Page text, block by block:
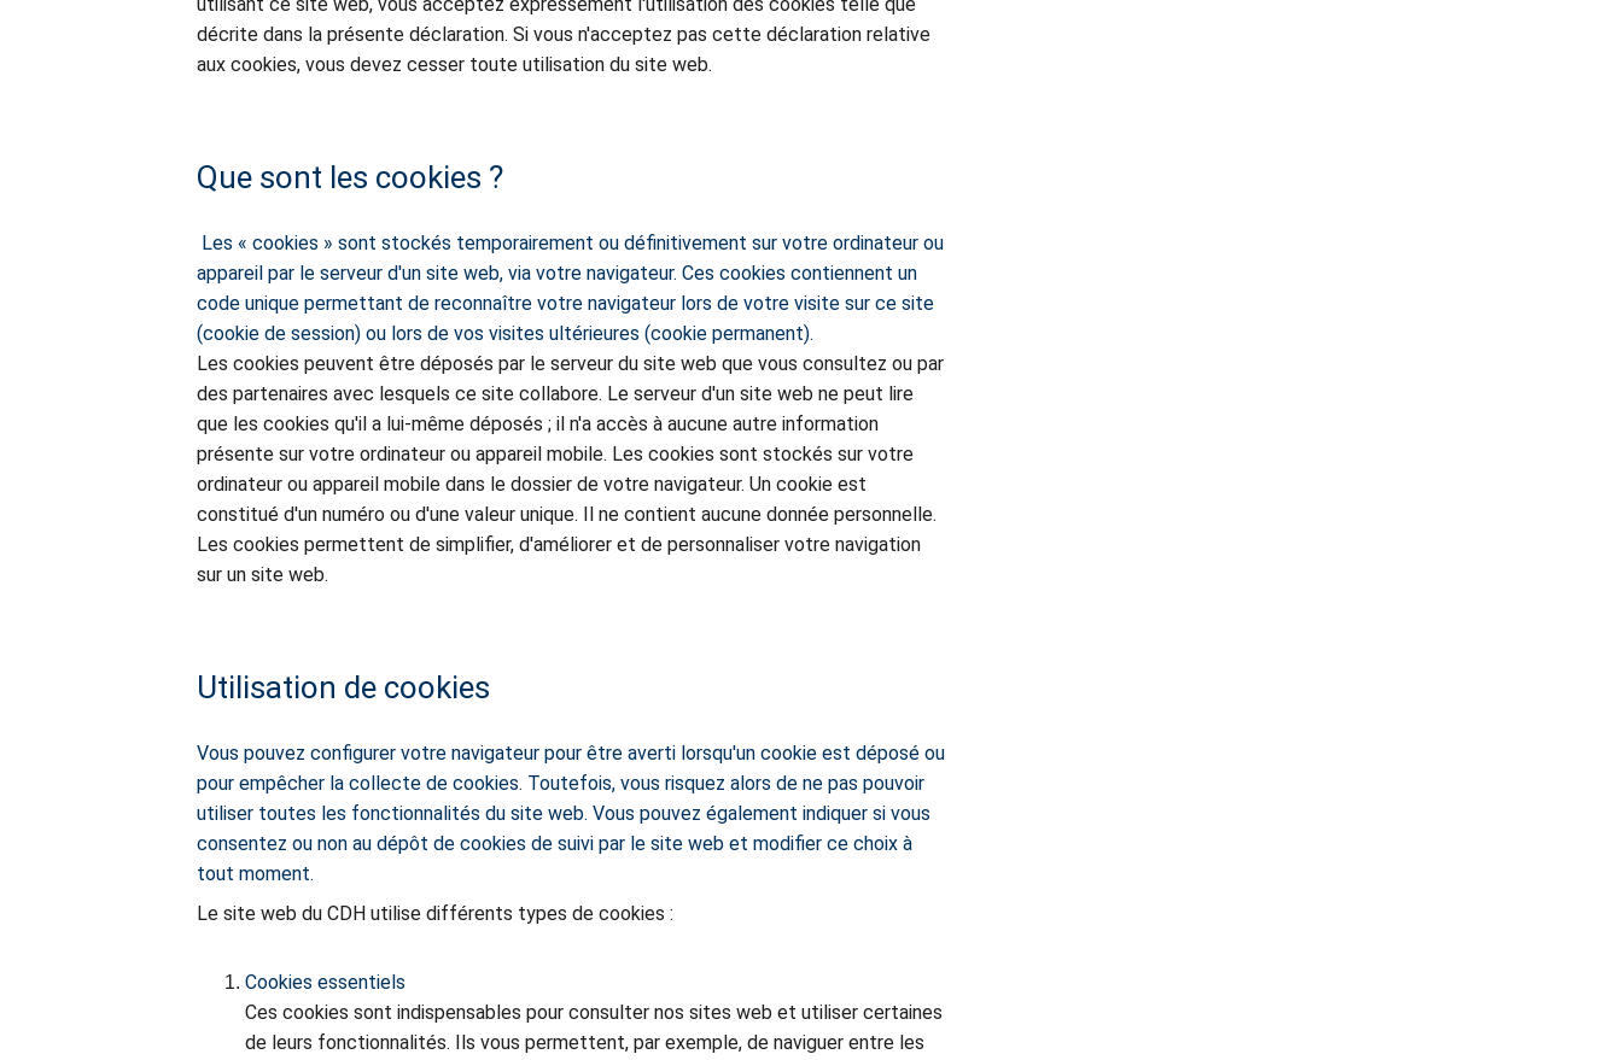
décrite dans la présente déclaration. Si vous n'acceptez pas cette déclaration relative
aux cookies, vous devez cesser toute utilisation du site web.
Que sont les cookies ?
appareil par le serveur d'un site web, via votre navigateur. Ces cookies contiennent un
code unique permettant de reconnaître votre navigateur lors de votre visite sur ce site
(cookie de session) ou lors de vos visites ultérieures (cookie permanent).
Les cookies peuvent être déposés par le serveur du site web que vous consultez ou par
des partenaires avec lesquels ce site collabore. Le serveur d'un site web ne peut lire
que les cookies qu'il a lui-même déposés ; il n'a accès à aucune autre information
présente sur votre ordinateur ou appareil mobile. Les cookies sont stockés sur votre
ordinateur ou appareil mobile dans le dossier de votre navigateur. Un cookie est
constitué d'un numéro ou d'une valeur unique. Il ne contient aucune donnée personnelle.
Les cookies permettent de simplifier, d'améliorer et de personnaliser votre navigation
sur un site web.
Utilisation de cookies
Vous pouvez configurer votre navigateur pour être averti lorsqu'un cookie est déposé ou
pour empêcher la collecte de cookies. Toutefois, vous risquez alors de ne pas pouvoir
utiliser toutes les fonctionnalités du site web. Vous pouvez également indiquer si vous
consentez ou non au dépôt de cookies de suivi par le site web et modifier ce choix à
tout moment.
Le site web du CDH utilise différents types de cookies :
Cookies essentiels
Ces cookies sont indispensables pour consulter nos sites web et utiliser certaines
de leurs fonctionnalités. Ils vous permettent, par exemple, de naviguer entre les